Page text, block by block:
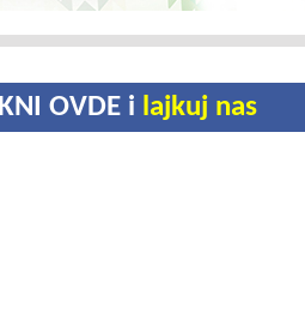
OVDE i lajkuj nas